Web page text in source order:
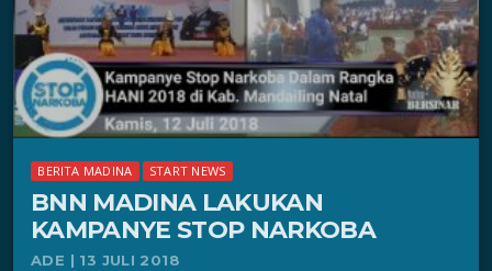
BERITA MADINA START NEWS
BNN MADINA LAKUKAN
KAMPANYE STOP NARKOBA
ADE | 13 JULI 2018